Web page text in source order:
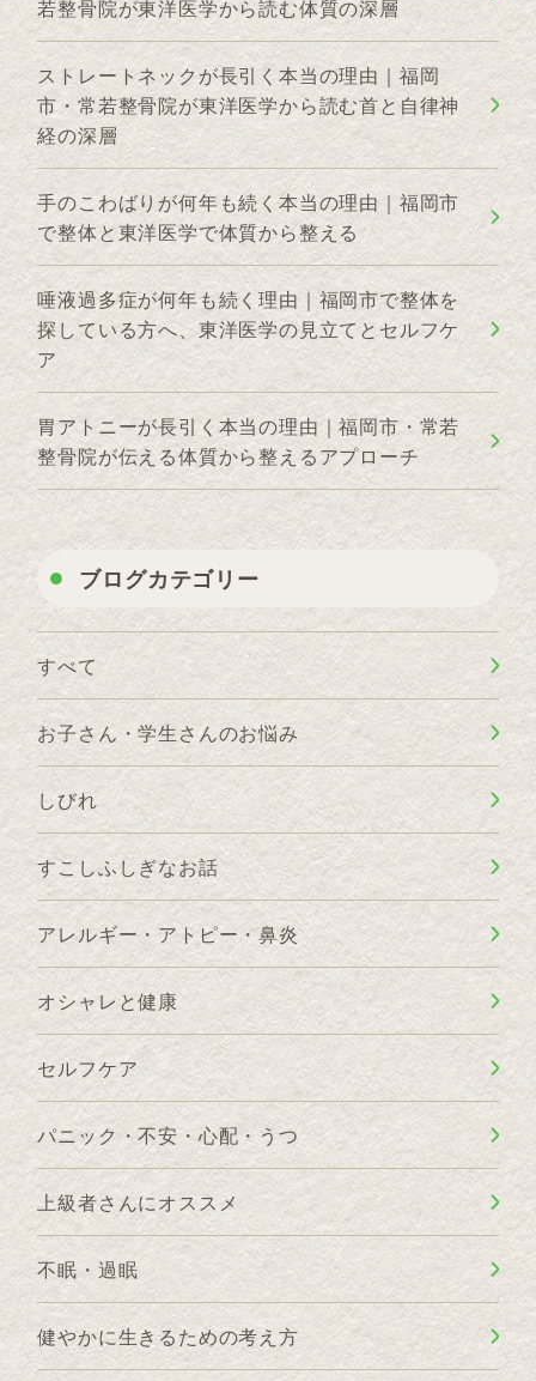
若整骨院が東洋医学から読む体質の深層
ストレートネックが長引く本当の理由｜福岡
市・常若整骨院が東洋医学から読む首と自律神
経の深層
手のこわばりが何年も続く本当の理由｜福岡市
で整体と東洋医学で体質から整える
唾液過多症が何年も続く理由｜福岡市で整体を
探している方へ、東洋医学の見立てとセルフケ
ア
胃アトニーが長引く本当の理由｜福岡市・常若
整骨院が伝える体質から整えるアプローチ
ブログカテゴリー
すべて
お子さん・学生さんのお悩み
しびれ
すこしふしぎなお話
アレルギー・アトピー・鼻炎
オシャレと健康
セルフケア
パニック・不安・心配・うつ
上級者さんにオススメ
不眠・過眠
健やかに生きるための考え方